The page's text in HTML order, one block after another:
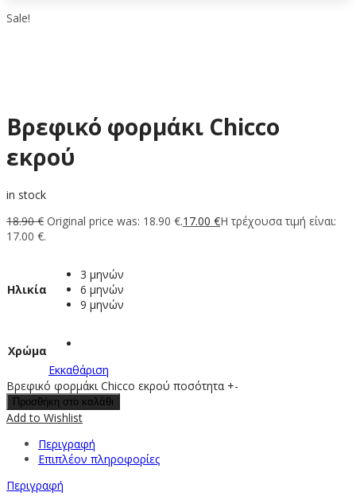
Sale!
Bρεφικό φορμάκι Chicco
εκρού
in stock
18.90€ Original price was: 18.90 €.17.00 €Η τρέχουσα τιμή είναι:
17.00 €.
Ηλικία
3 μηνών
6 μηνών
9 μηνών
Χρώμα
Εκκαθάριση
Bρεφικό φορμάκι Chicco εκρού ποσότητα +-
Προσθήκη στο καλάθι
Add to Wishlist
Περιγραφή
Επιπλέον πληροφορίες
Περιγραφή